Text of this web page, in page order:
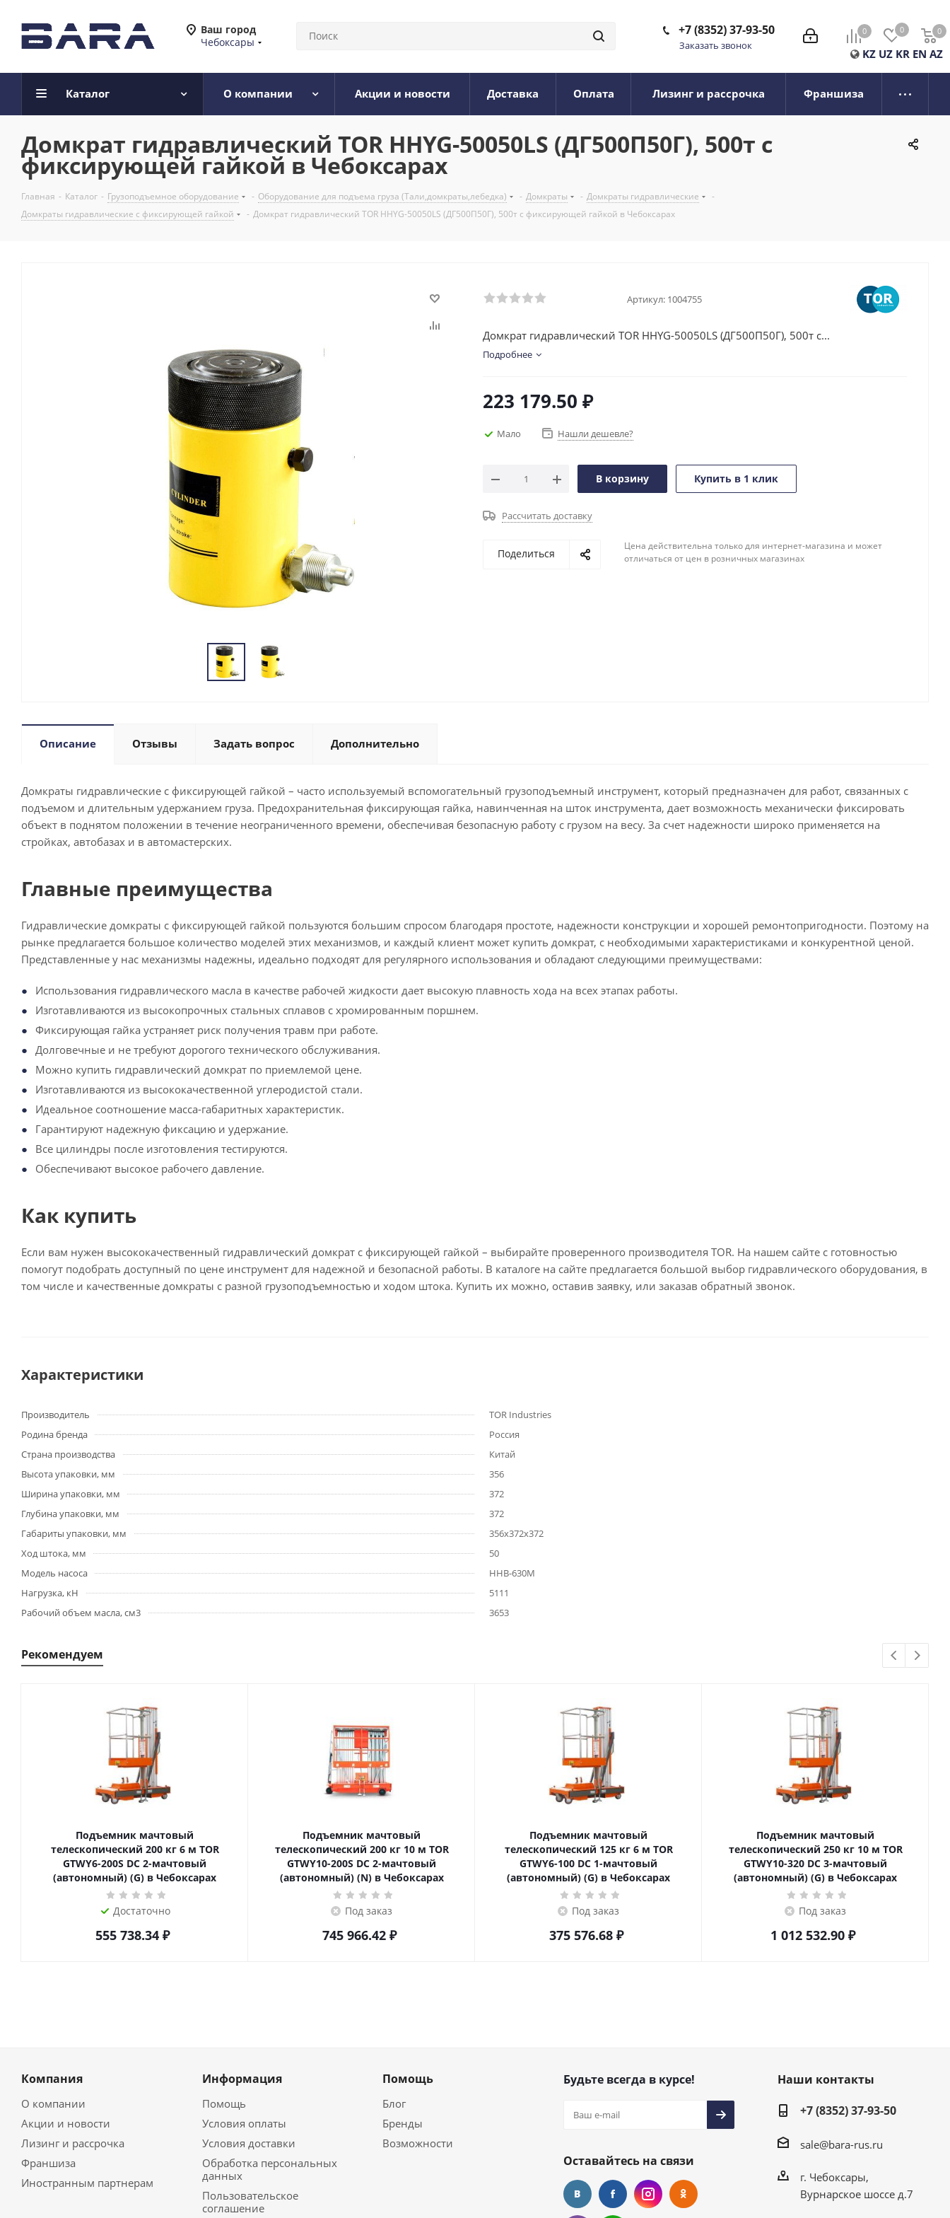
Ваш город
Чебоксары
0 0 0
0
KZ UZ KR EN AZ
+7 (8352) 37-93-50
Заказать звонок
Каталог О компании Акции и новости Доставка Оплата Лизинг и рассрочка Франшиза
Домкрат гидравлический TOR HHYG-50050LS (ДГ500П50Г), 500т с
фиксирующей гайкой в Чебоксарах
Главная - Каталог - Грузоподъемное оборудование - Оборудование для подъема груза (Тали,домкраты,лебедка) - Домкраты - Домкраты гидравлические
-
Домкраты гидравлические с фиксирующей гайкой
- Домкрат гидравлический TOR HHYG-50050LS (ДГ500П50Г), 500т с фиксирующей гайкой в Чебоксарах
Артикул: 1004755
Домкрат гидравлический TOR HHYG-50050LS (ДГ500П50Г), 500т с...
Подробнее
223 179.50 ₽
Мало Нашли дешевле?
В корзину Купить в 1 клик
Рассчитать доставку
Поделиться
Цена действительна только для интернет-магазина и может
отличаться от цен в розничных магазинах
Описание Отзывы Задать вопрос Дополнительно
Домкраты гидравлические с фиксирующей гайкой – часто используемый вспомогательный грузоподъемный инструмент, который предназначен для работ, связанных с
подъемом и длительным удержанием груза. Предохранительная фиксирующая гайка, навинченная на шток инструмента, дает возможность механически фиксировать
объект в поднятом положении в течение неограниченного времени, обеспечивая безопасную работу с грузом на весу. За счет надежности широко применяется на
стройках, автобазах и в автомастерских.
Главные преимущества
Гидравлические домкраты с фиксирующей гайкой пользуются большим спросом благодаря простоте, надежности конструкции и хорошей ремонтопригодности. Поэтому на
рынке предлагается большое количество моделей этих механизмов, и каждый клиент может купить домкрат, с необходимыми характеристиками и конкурентной ценой.
Представленные у нас механизмы надежны, идеально подходят для регулярного использования и обладают следующими преимуществами:
Использования гидравлического масла в качестве рабочей жидкости дает высокую плавность хода на всех этапах работы.
Изготавливаются из высокопрочных стальных сплавов с хромированным поршнем.
Фиксирующая гайка устраняет риск получения травм при работе.
Долговечные и не требуют дорогого технического обслуживания.
Можно купить гидравлический домкрат по приемлемой цене.
Изготавливаются из высококачественной углеродистой стали.
Идеальное соотношение масса-габаритных характеристик.
Гарантируют надежную фиксацию и удержание.
Все цилиндры после изготовления тестируются.
Обеспечивают высокое рабочего давление.
Как купить
Если вам нужен высококачественный гидравлический домкрат с фиксирующей гайкой – выбирайте проверенного производителя TOR. На нашем сайте с готовностью
помогут подобрать доступный по цене инструмент для надежной и безопасной работы. В каталоге на сайте предлагается большой выбор гидравлического оборудования, в
том числе и качественные домкраты с разной грузоподъемностью и ходом штока. Купить их можно, оставив заявку, или заказав обратный звонок.
Характеристики
Производитель
TOR Industries
Родина бренда
Россия
Страна производства
Китай
Высота упаковки, мм
356
Ширина упаковки, мм
372
Глубина упаковки, мм
372
Габариты упаковки, мм
356х372х372
Ход штока, мм
50
Модель насоса
HHB-630M
Нагрузка, кН
5111
Рабочий объем масла, см3
3653
Рекомендуем
Подъемник мачтовый
телескопический 200 кг 6 м TOR
GTWY6-200S DC 2-мачтовый
(автономный) (G) в Чебоксарах
Достаточно
555 738.34₽
Подъемник мачтовый
телескопический 200 кг 10 м TOR
GTWY10-200S DC 2-мачтовый
(автономный) (N) в Чебоксарах
Под заказ
745 966.42₽
Подъемник мачтовый
телескопический 125 кг 6 м TOR
GTWY6-100 DC 1-мачтовый
(автономный) (G) в Чебоксарах
Под заказ
375 576.68₽
Подъемник мачтовый
телескопический 250 кг 10 м TOR
GTWY10-320 DC 3-мачтовый
(автономный) (G) в Чебоксарах
Под заказ
1 012 532.90 ₽
Компания
О компании
Акции и новости
Лизинг и рассрочка
Франшиза
Иностранным партнерам
Информация
Помощь
Условия оплаты
Условия доставки
Обработка персональных
данных
Пользовательское
соглашение
Помощь
Блог
Бренды
Возможности
Будьте всегда в курсе!
Оставайтесь на связи
Наши контакты
+7 (8352) 37-93-50
sale@bara-rus.ru
г. Чебоксары,
Вурнарское шоссе д.7